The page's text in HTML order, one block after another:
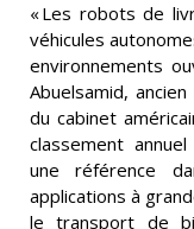
« Les robots de
véhicules
environnements
Abuelsamid,
du cabinet
classement
une référence
applications à
le transport de